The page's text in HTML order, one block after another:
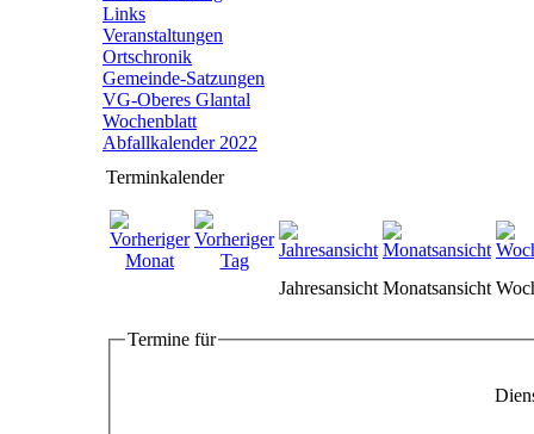
Links
Veranstaltungen
Ortschronik
Gemeinde-Satzungen
VG-Oberes Glantal
Wochenblatt
Abfallkalender 2022
Terminkalender
Jahresansicht Monatsansicht
Termine für